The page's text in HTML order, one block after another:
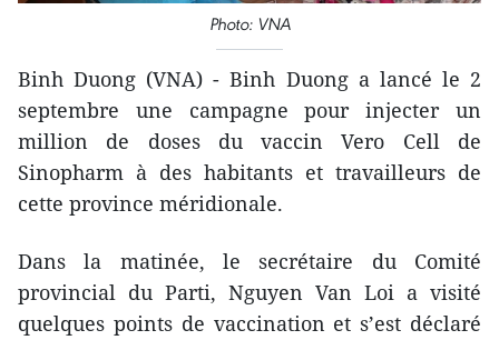
Photo: VNA
Binh Duong (VNA) - Binh Duong a lancé le 2
septembre une campagne pour injecter un
million de doses du vaccin Vero Cell de
Sinopharm à des habitants et travailleurs de
cette province méridionale.
Dans la matinée, le secrétaire du Comité
provincial du Parti, Nguyen Van Loi a visité
quelques points de vaccination et s’est déclaré